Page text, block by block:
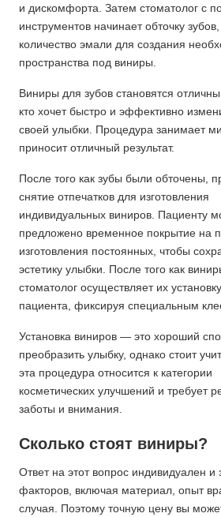
и дискомфорта. Затем стоматолог с
инструментов начинает обточку
количество эмали для создания
пространства под виниры.
Виниры для зубов становятся
кто хочет быстро и эффективно
своей улыбки. Процедура занимает
приносит отличный результат.
После того как зубы были обточены,
снятие отпечатков для изготовления
индивидуальных виниров. Пациенту
предложено временное покрытие на
изготовления постоянных, чтобы
эстетику улыбки. После того как
стоматолог осуществляет их
пациента, фиксируя специальным
Установка виниров — это хороший
преобразить улыбку, однако стоит
эта процедура относится к категории
косметических улучшений и требует
заботы и внимания.
Сколько стоят виниры?
Ответ на этот вопрос индивидуален и
факторов, включая материал, опыт
случая. Поэтому точную цену вы